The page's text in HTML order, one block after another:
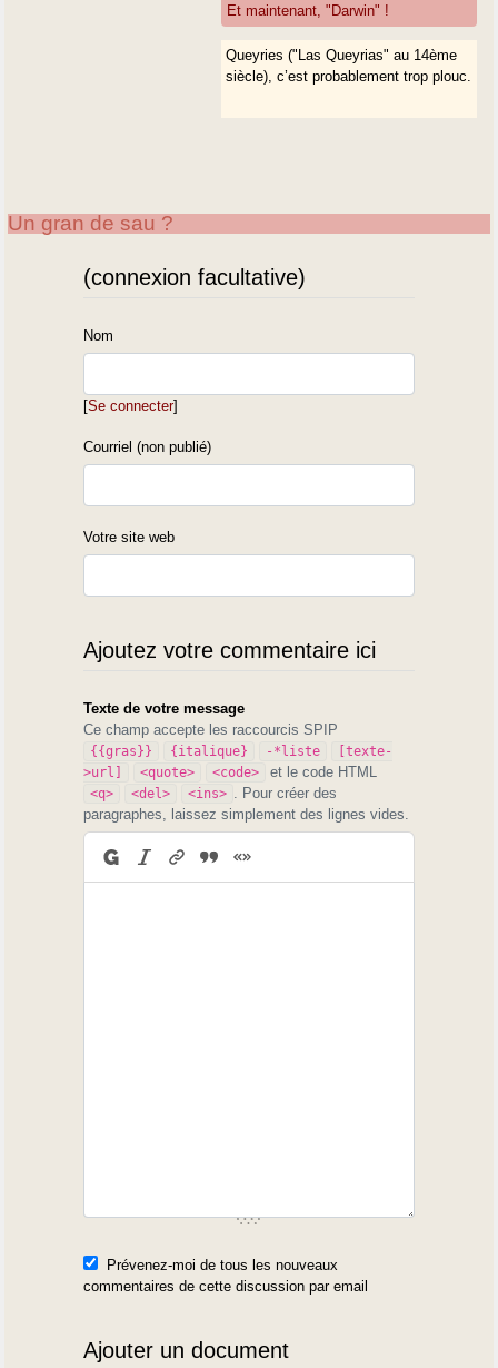
Et maintenant, "Darwin" !
Queyries ("Las Queyrias" au 14ème
siècle), c’est probablement trop plouc.
Un gran de sau ?
(connexion facultative)
Nom
[Se connecter]
Courriel (non publié)
Votre site web
Ajoutez votre commentaire ici
Texte de votre message
Ce champ accepte les raccourcis SPIP
{{gras}} {italique} -*liste
[texte-
>url]
<quote> <code> et le code HTML
<q> <del> <ins>
. Pour créer des
paragraphes, laissez simplement des lignes vides.
Prévenez-moi de tous les nouveaux
commentaires de cette discussion par email
Ajouter un document